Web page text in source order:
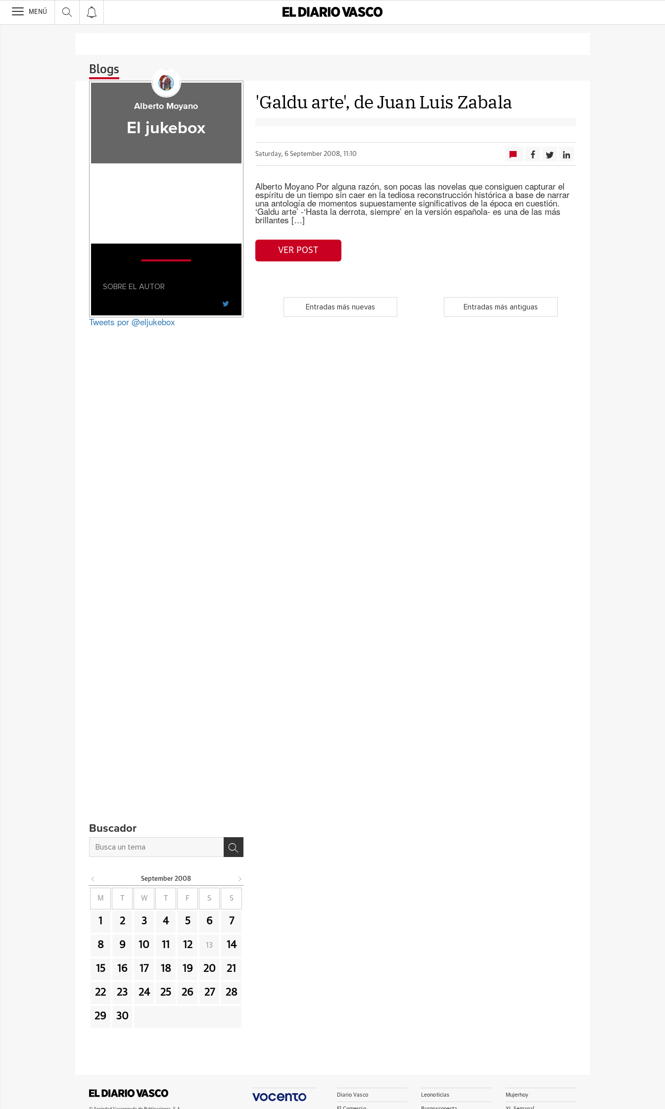
>
MENÚ
Blogs
'Galdu arte', de Juan Luis Zabala
Saturday, 6 September 2008, 11:10
Alberto Moyano Por alguna razón, son pocas las novelas que consiguen capturar el
espíritu de un tiempo sin caer en la tediosa reconstrucción histórica a base de narrar
una antología de momentos supuestamente significativos de la época en cuestión.
‘Galdu arte’ -‘Hasta la derrota, siempre’ en la versión española- es una de las más
brillantes […]
VER POST
Entradas más nuevas Entradas más antiguas
Alberto Moyano
El jukebox
SOBRE EL AUTOR
Tweets por @eljukebox
Buscador
September 2008
M W F S S
1 2 3 4 5 6 7
8 9 10 11 12 13 14
15 16 17 18 19 20 21
22 23 24 25 26 27 28
29 30
Diario Vasco Leonoticias Mujerhoy